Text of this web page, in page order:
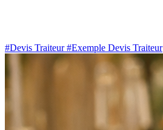
#Devis Traiteur#Exemple Devis Traiteur